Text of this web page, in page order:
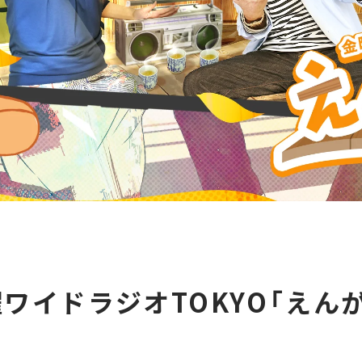
イドラジオTOKYO「えん